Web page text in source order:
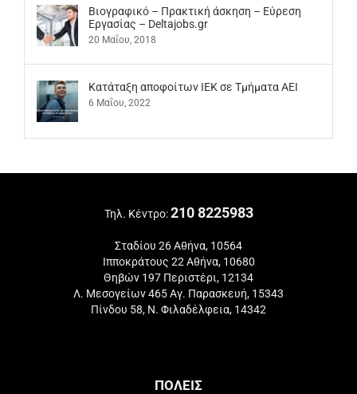
Βιογραφικό – Πρακτική άσκηση – Εύρεση
Εργασίας – Deltajobs.gr
20 Μαΐου, 2018
Kατάταξη αποφοίτων ΙΕΚ σε Τμήματα ΑΕΙ
6 Μαΐου, 2022
Τηλ. Κέντρο:210 8225983
Σταδίου 26 Αθήνα, 10564
Ιπποκράτους 22 Αθήνα, 10680
Θηβών 197 Περιστέρι, 12134
Λ. Μεσογείων 465 Αγ. Παρασκευή, 15343
Πίνδου 58, Ν. Φιλαδέλφεια, 14342
ΠΟΛΕΙΣ